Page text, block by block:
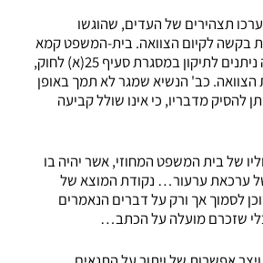
תצהירים של העדים, שהוגשו
בקשה לקיום הצוואה. בית-המשפט קמא
סבר כי אף פגמים אלה ניתנים לתיקון במסגרת סעיף 25(א) לחוק,
כב' הנשיא שמגר לא תמך באופן
להסיק מדבריו, כי אינו שולל קביעה
של בית המשפט המחוזי, אשר יהיה בו
ערכאת ערעור… נקודת המוצא של
לסמוך אך ורק על דברים הנאמרים
שזכרם מועלה על הכתב…